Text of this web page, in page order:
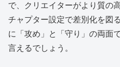
で、クリエイターがより質の
チャプター設定で差別化を図
に「攻め」と「守り」の両面
言えるでしょう。